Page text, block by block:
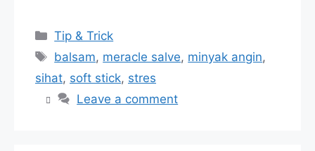
Categories
Tip & Trick
Tags
balsam, meracle salve, minyak angin,
sihat, soft stick, stres
Leave a comment